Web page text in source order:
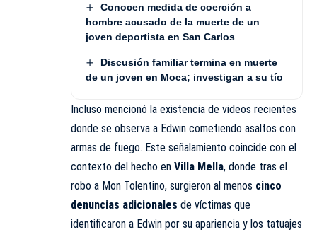
Conocen medida de coerción a
hombre acusado de la muerte de un
joven deportista en San Carlos
Discusión familiar termina en muerte
de un joven en Moca; investigan a su tío
Incluso mencionó la existencia de videos recientes
donde se observa a Edwin cometiendo asaltos con
armas de fuego. Este señalamiento coincide con el
contexto del hecho en Villa Mella, donde tras el
robo a Mon Tolentino, surgieron al menos cinco
denuncias adicionales de víctimas que
identificaron a Edwin por su apariencia y los tatuajes